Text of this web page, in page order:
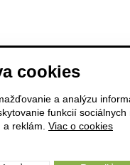
cookies
a analýzu
funkcií sociálnych
reklám. Viac o cookies